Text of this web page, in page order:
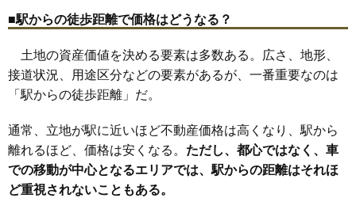
17 都農町 2.4万円
19 えびの市 2.0万円 278万円 0.5%
20 五ケ瀬町 1.9万円 218万円 -5.5%
21 日之影町
22 西米良村 1.5万円 100万円 -6.1%
23 美郷町 1.4万円 170万円 -1.0%
24 高原町 1.2万円 237万円 -8.9%
■駅からの徒歩距離で価格はどうなる？
土地の資産価値を決める要素は多数ある。広さ、地形、
接道状況、用途区分などの要素があるが、一番重要なのは
「駅からの徒歩距離」だ。
通常、立地が駅に近いほど不動産価格は高くなり、駅から
離れるほど、価格は安くなる。 ただし、都心ではなく、車
での移動が中心となるエリアでは、駅からの距離はそれほ
ど重視されないこともある。